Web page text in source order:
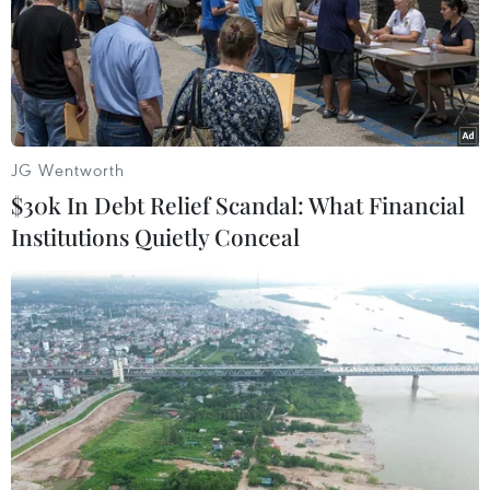
08/08/2026 04:16
CHUYỆN TUẦN QUA: Cảnh
báo nạn "giang hồ mạng” kéo những
hệ lụy ảo tràn ra đời thực
Quảng Trị triệt phá đường dây vận
chuyển hơn 210kg vật liệu nổ
08/08/2026 01:59
Cần Thơ: Khởi tố 19 bị can trong vụ
dàn cảnh cướp giật tại Tân Huê Viên
08/08/2026 01:33
JG Wentworth
$30k In Debt Relief Scandal: What Financial
Institutions Quietly Conceal